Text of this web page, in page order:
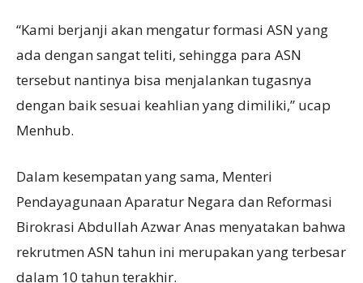
“Kami berjanji akan mengatur formasi ASN yang
ada dengan sangat teliti, sehingga para ASN
tersebut nantinya bisa menjalankan tugasnya
dengan baik sesuai keahlian yang dimiliki,” ucap
Menhub.
Dalam kesempatan yang sama, Menteri
Pendayagunaan Aparatur Negara dan Reformasi
Birokrasi Abdullah Azwar Anas menyatakan bahwa
rekrutmen ASN tahun ini merupakan yang terbesar
dalam 10 tahun terakhir.